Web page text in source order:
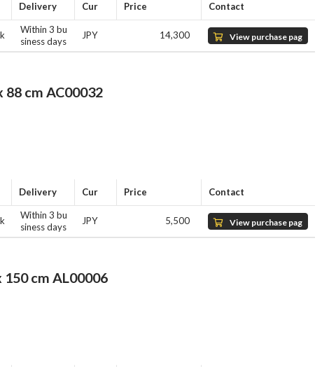
Delivery Cur Price Contact
Within 3 bu
siness days
JPY 14,300
View purchase pag
e
88 cm AC00032
Delivery Cur Price Contact
Within 3 bu
siness days
JPY 5,500
View purchase pag
e
cm AL00006